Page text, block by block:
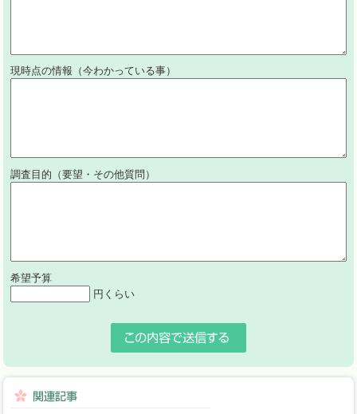
現時点の情報（今わかっている事）
調査目的（要望・その他質問）
希望予算
円くらい